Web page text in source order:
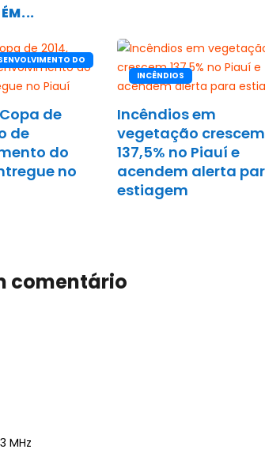
DO
de
de
do
no
INCÊNDIOS
Incêndios em
vegetação crescem
137,5% no Piauí e
acendem alerta
estiagem
comentário